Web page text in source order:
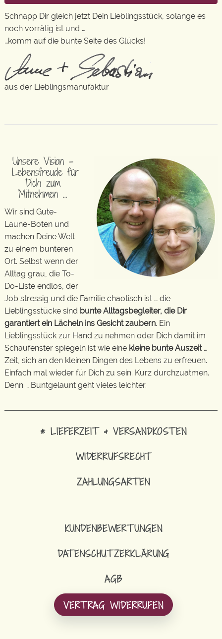
Schnapp Dir gleich jetzt Dein Lieblingsstück, solange es
noch vorrätig ist und …
…komm auf die bunte Seite des Glücks!
aus der Lieblingsmanufaktur
Unsere Vision –
Lebensfreude für
Dich zum
Mitnehmen …
Wir sind Gute-
Laune-Boten und
machen Deine Welt
zu einem bunteren
Ort. Selbst wenn der
Alltag grau, die To-
Do-Liste endlos, der
Job stressig und die Familie chaotisch ist … die
Lieblingsstücke sind bunte Alltagsbegleiter, die Dir
garantiert ein Lächeln ins Gesicht zaubern. Ein
Lieblingsstück zur Hand zu nehmen oder Dich damit im
Schaufenster spiegeln ist wie eine kleine bunte Auszeit…
Zeit, sich an den kleinen Dingen des Lebens zu erfreuen.
Einfach mal wieder für Dich zu sein. Kurz durchzuatmen.
Denn … Buntgelaunt geht vieles leichter.
* LIEFERZEIT & VERSANDKOSTEN
WIDERRUFSRECHT
ZAHLUNGSARTEN
KUNDENBEWERTUNGEN
DATENSCHUTZERKLÄRUNG
AGB
VERTRAG WIDERRUFEN